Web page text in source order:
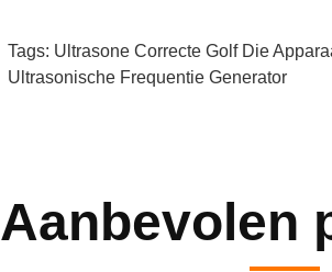
Tags: Ultrasone Correcte Golf Die
Ultrasonische Frequentie Generator
Aanbevolen